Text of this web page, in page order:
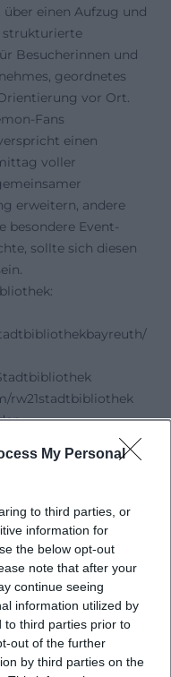
My Personal
to third parties, or
information for
the below opt-out
note that after your
continue seeing
information utilized by
to third parties prior to
out of the further
by third parties on the
einen Aufzug und
strukturierte
Besucherinnen und
geordnetes
vor Ort.
Fans
einen
voller
erweitern, andere
besondere Event-
sollte sich diesen
rw21stadtbibliothek
Website
barrierefrei
RW21